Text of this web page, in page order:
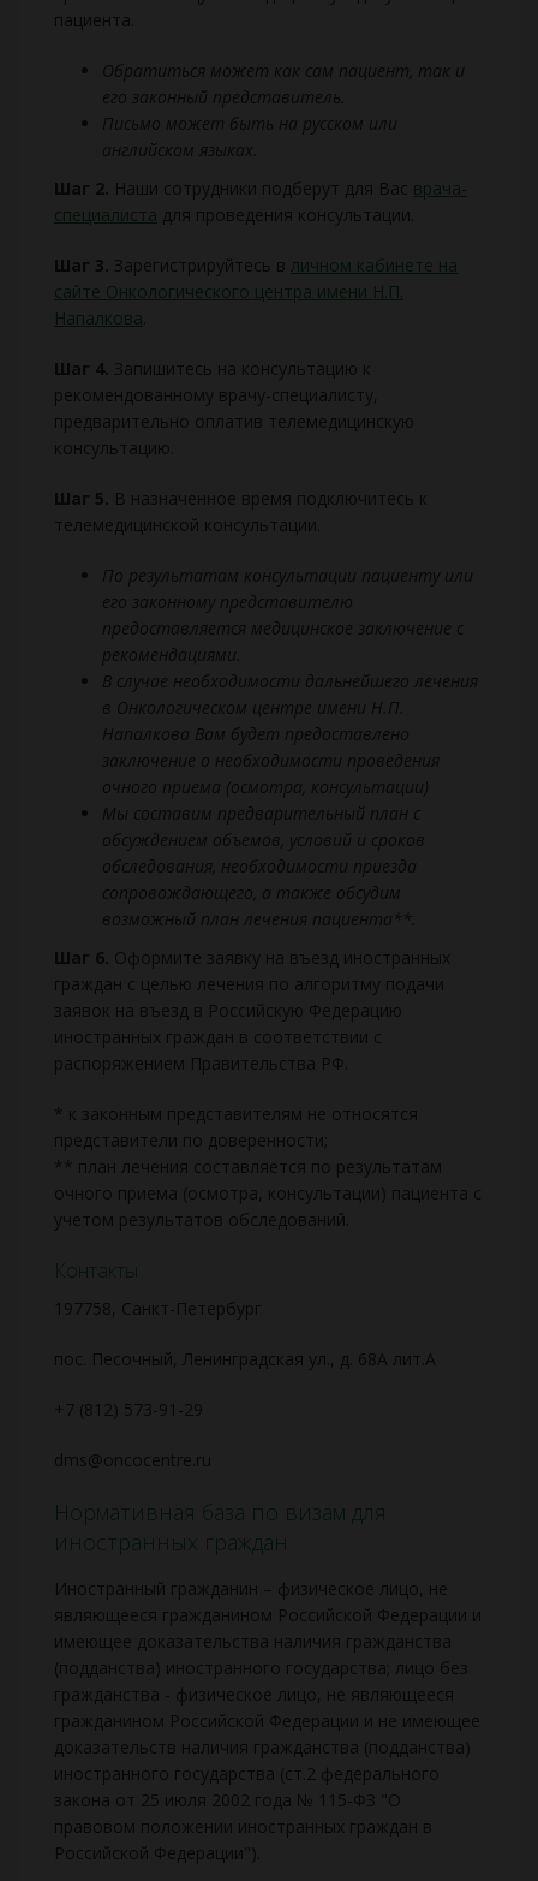
пациента.
Обратиться может как сам пациент, так и
его законный представитель.
Письмо может быть на русском или
английском языках.
Шаг 2. Наши сотрудники подберут для Вас врача-
специалиста для проведения консультации.
Шаг 3. Зарегистрируйтесь в личном кабинете на
сайте Онкологического центра имени Н.П.
Напалкова
Шаг 4. Запишитесь на консультацию к
рекомендованному врачу-специалисту,
предварительно оплатив телемедицинскую
консультацию.
Шаг 5. В назначенное время подключитесь к
телемедицинской консультации.
По результатам консультации пациенту или
его законному представителю
предоставляется медицинское заключение с
рекомендациями.
В случае необходимости дальнейшего лечения
в Онкологическом центре имени Н.П.
Напалкова Вам будет предоставлено
заключение о необходимости проведения
очного приема (осмотра, консультации)
Мы составим предварительный план с
обсуждением объемов, условий и сроков
обследования, необходимости приезда
сопровождающего, а также обсудим
возможный план лечения пациента**.
Шаг 6. Оформите заявку на въезд иностранных
граждан с целью лечения по алгоритму подачи
заявок на въезд в Российскую Федерацию
иностранных граждан в соответствии с
распоряжением Правительства РФ.
* к законным представителям не относятся
представители по доверенности;
** план лечения составляется по результатам
очного приема (осмотра, консультации) пациента с
учетом результатов обследований.
Контакты
197758, Санкт-Петербург
пос. Песочный, Ленинградская ул., д. 68А лит.А
+7 (812) 573-91-29
dms@oncocentre.ru
Нормативная база по визам для
иностранных граждан
Иностранный гражданин – физическое лицо, не
являющееся гражданином Российской Федерации и
имеющее доказательства наличия гражданства
(подданства) иностранного государства; лицо без
гражданства - физическое лицо, не являющееся
гражданином Российской Федерации и не имеющее
доказательств наличия гражданства (подданства)
иностранного государства (ст.2 федерального
закона от 25 июля 2002 года № 115-ФЗ "О
правовом положении иностранных граждан в
Российской Федерации").